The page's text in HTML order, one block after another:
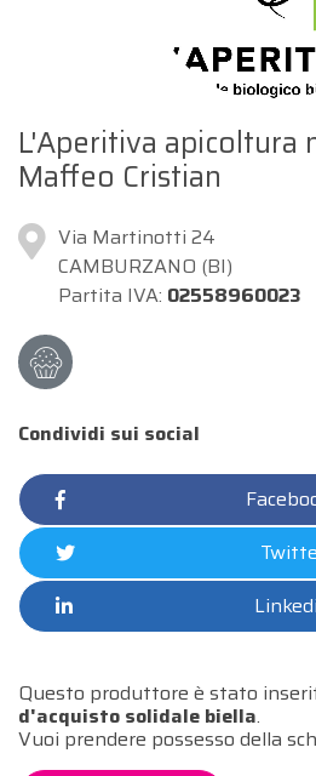
L'Aperitiva apicoltura
Maffeo Cristian
Via Martinotti 24
CAMBURZANO (BI)
Partita IVA: 02558960023
Condividi sui social
Questo produttore è stato
d'acquisto solidale biella.
Vuoi prendere possesso della